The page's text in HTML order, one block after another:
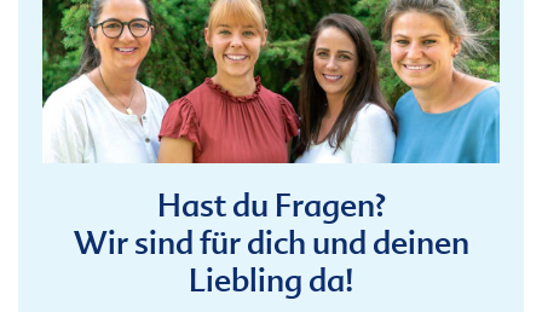
Hast du Fragen?
Wir sind für dich und deinen
Liebling da!